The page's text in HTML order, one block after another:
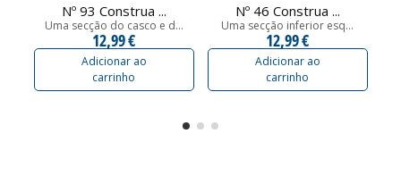
Nº 93 Construa ...
Uma secção do casco e d...
12,99 €
Adicionar ao
carrinho
Nº 46 Construa ...
Uma secção inferior esq...
12,99 €
Adicionar ao
carrinho